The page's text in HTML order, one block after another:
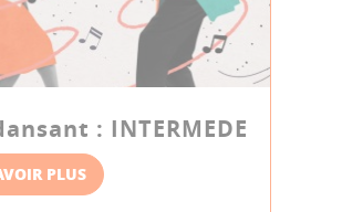
: INTERMEDE
PLUS